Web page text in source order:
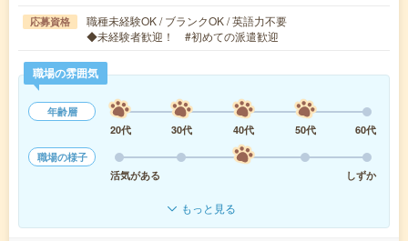
応募資格
職種未経験OK / ブランクOK / 英語力不要
◆未経験者歓迎！ #初めての派遣歓迎
職場の雰囲気
年齢層
20代
30代 40代 50代
60代
職場の様子
活気がある
しずか
もっと見る